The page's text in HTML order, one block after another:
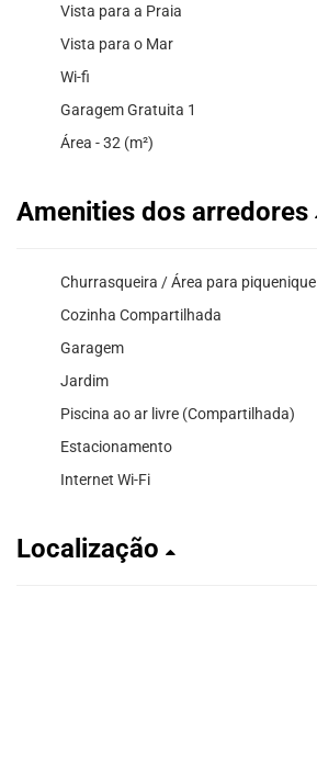
Vista para a Praia
Vista para o Mar
Wi-fi
Garagem Gratuita 1
Área - 32 (m²)
Amenities dos arredores
Churrasqueira / Área para piquenique
Cozinha Compartilhada
Garagem
Jardim
Piscina ao ar livre (Compartilhada)
Estacionamento
Internet Wi-Fi
Localização